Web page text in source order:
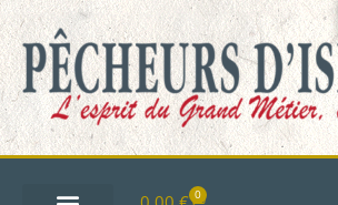
0